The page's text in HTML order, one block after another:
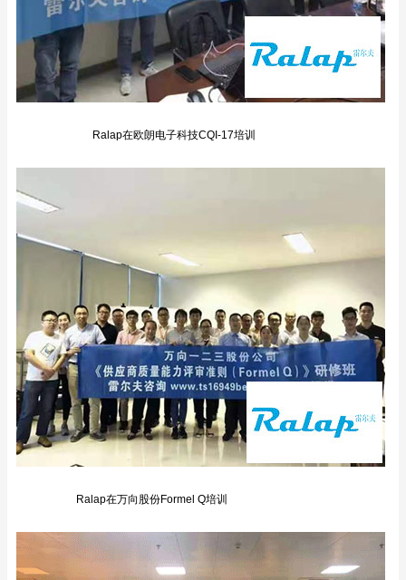
Ralap在欧朗电子科技CQI-17培训
Ralap在万向股份Formel Q培训